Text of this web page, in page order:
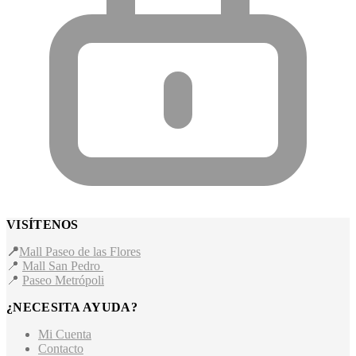
VISÍTENOS
📍Mall Paseo de las Flores
📍 Mall San Pedro
📍 Paseo Metrópoli
¿NECESITA AYUDA?
Mi Cuenta
Contacto